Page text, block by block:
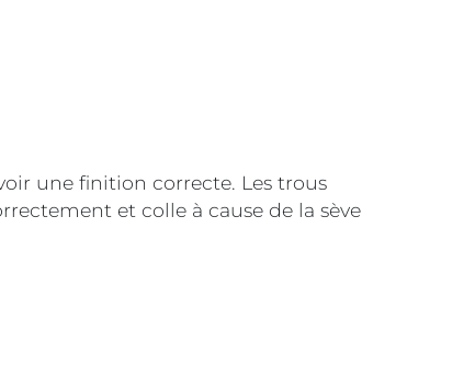
une finition correcte. Les trous
et colle à cause de la sève